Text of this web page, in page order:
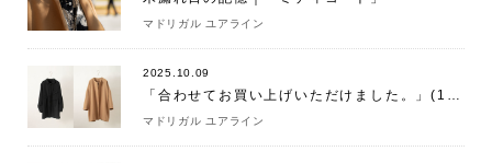
マドリガル ユアライン
2025.10.09
「合わせてお買い上げいただけました。」(10/9)
マドリガル ユアライン